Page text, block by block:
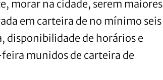
morar na cidade, serem maiores
em carteira de no mínimo seis
disponibilidade de horários e
munidos de carteira de